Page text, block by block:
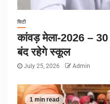
सिटी
कांवड़ मेला-2026 –
बंद रहेगे स्कूल
July 25, 2026 Admin
1 min read